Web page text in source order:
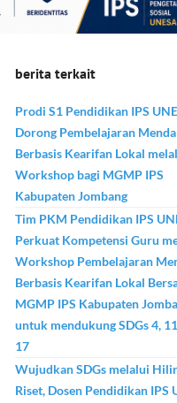
berita terkait
Prodi S1 Pendidikan IPS
Dorong Pembelajaran
Berbasis Kearifan Lokal
Workshop bagi MGMP IPS
Kabupaten Jombang
Tim PKM Pendidikan IPS
Perkuat Kompetensi Guru
Workshop Pembelajaran
Berbasis Kearifan Lokal
MGMP IPS Kabupaten
untuk mendukung SDGs 4,
17
Wujudkan SDGs melalui
Riset, Dosen Pendidikan IPS